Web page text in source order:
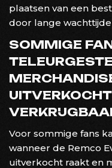
plaatsen van een
door lange
SOMMIGE
Voor sommige fans
wanneer de Remco
uitverkocht raakt en